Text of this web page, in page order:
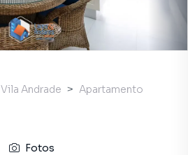
Vila Andrade
Apartamento
Fotos